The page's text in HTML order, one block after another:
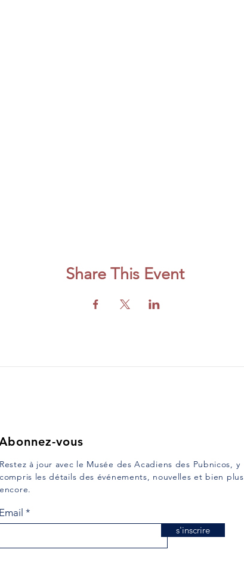
Share This Event
vous
Restez à jour avec le Musée des Acadiens des Pubnicos, y
compris les détails des événements, nouvelles et bien plus
encore.
Email
s'inscrire